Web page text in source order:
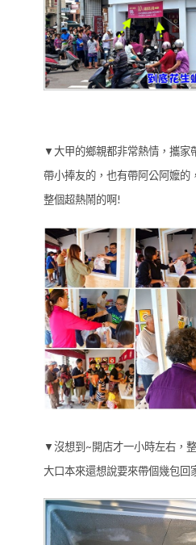
▼大甲的鄉親都非常熱情，攜家
帶小捧友的，也有帶阿公阿嬤的
整個超熱鬧的啊!
▼沒想到~開店才一小時左右，
大口本來還想說要來帶個幾包回